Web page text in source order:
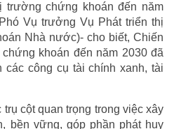
trường chứng khoán đến năm
Vụ trưởng Vụ Phát triển thị
Nhà nước)- cho biết, Chiến
khoán đến năm 2030 đã
các công cụ tài chính xanh, tài
cột quan trọng trong việc xây
bền vững, góp phần phát huy